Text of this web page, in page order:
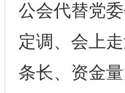
公会代替党
定调、会上
条长、资金